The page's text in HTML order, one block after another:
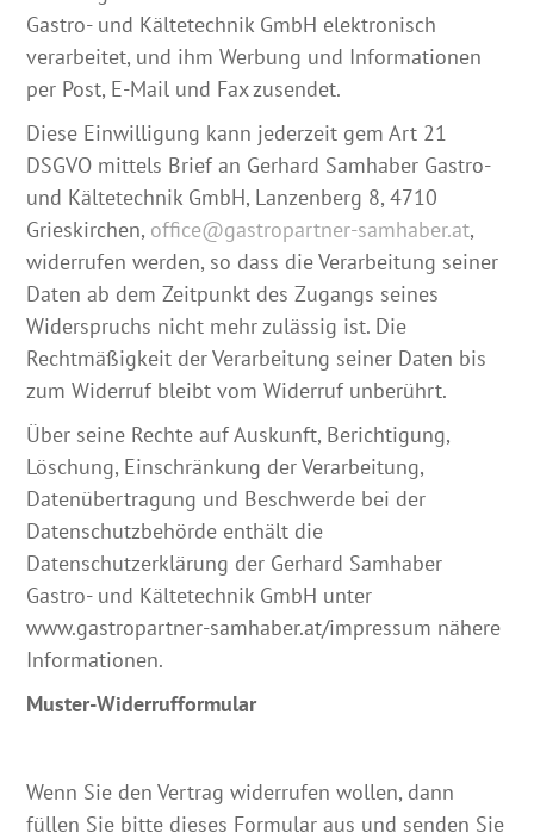
Gastro- und Kältetechnik GmbH elektronisch
verarbeitet, und ihm Werbung und Informationen
per Post, E-Mail und Fax zusendet.
Diese Einwilligung kann jederzeit gem Art 21
DSGVO mittels Brief an Gerhard Samhaber Gastro-
und Kältetechnik GmbH, Lanzenberg 8, 4710
Grieskirchen, office@gastropartner-samhaber.at,
widerrufen werden, so dass die Verarbeitung seiner
Daten ab dem Zeitpunkt des Zugangs seines
Widerspruchs nicht mehr zulässig ist. Die
Rechtmäßigkeit der Verarbeitung seiner Daten bis
zum Widerruf bleibt vom Widerruf unberührt.
Über seine Rechte auf Auskunft, Berichtigung,
Löschung, Einschränkung der Verarbeitung,
Datenübertragung und Beschwerde bei der
Datenschutzbehörde enthält die
Datenschutzerklärung der Gerhard Samhaber
Gastro- und Kältetechnik GmbH unter
www.gastropartner-samhaber.at/impressum nähere
Informationen.
Muster-Widerrufformular
Wenn Sie den Vertrag widerrufen wollen, dann
füllen Sie bitte dieses Formular aus und senden Sie